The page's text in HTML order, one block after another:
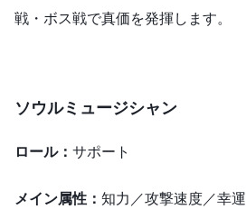
戦・ボス戦で真価を発揮します。
ソウルミュージシャン
ロール： サポート
メイン属性： 知力／攻撃速度／幸運